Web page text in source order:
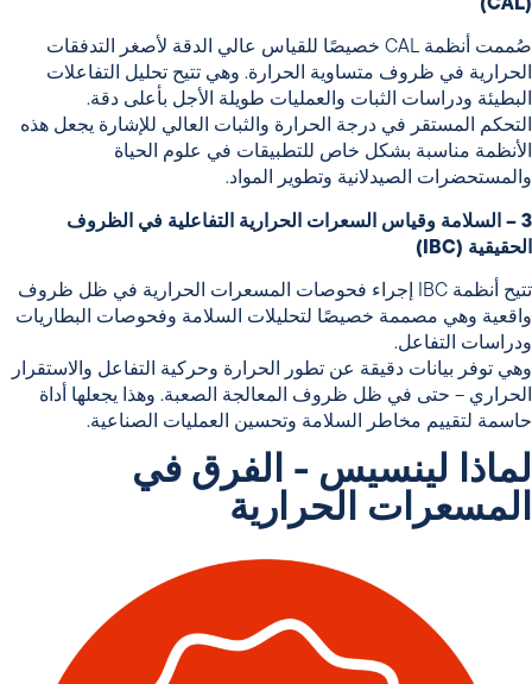
(CAL)
صُممت أنظمة CAL خصيصًا للقياس عالي الدقة لأصغر التدفقات
الحرارية في ظروف متساوية الحرارة. وهي تتيح تحليل التفاعلات
البطيئة ودراسات الثبات والعمليات طويلة الأجل بأعلى دقة.
التحكم المستقر في درجة الحرارة والثبات العالي للإشارة يجعل هذه
الأنظمة مناسبة بشكل خاص للتطبيقات في علوم الحياة
والمستحضرات الصيدلانية وتطوير المواد.
3 – السلامة وقياس السعرات الحرارية التفاعلية في الظروف
الحقيقية (IBC)
تتيح أنظمة IBC إجراء فحوصات المسعرات الحرارية في ظل ظروف
واقعية وهي مصممة خصيصًا لتحليلات السلامة وفحوصات البطاريات
ودراسات التفاعل.
وهي توفر بيانات دقيقة عن تطور الحرارة وحركية التفاعل والاستقرار
الحراري – حتى في ظل ظروف المعالجة الصعبة. وهذا يجعلها أداة
حاسمة لتقييم مخاطر السلامة وتحسين العمليات الصناعية.
لماذا لينسيس - الفرق في
المسعرات الحرارية